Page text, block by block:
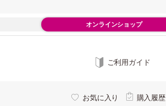
オンラインショップ
ご利用ガイド
お気に入り 購入履歴